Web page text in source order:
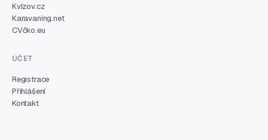
Kvízov.cz
Karavaning.net
CVčko.eu
ÚČET
Registrace
Přihlášení
Kontakt